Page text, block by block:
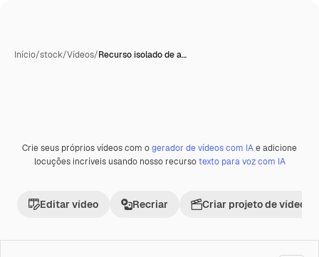
Início/stock/Vídeos/Recurso isolado de a…
PremiumGerada com IA
Crie seus próprios vídeos com ogerador de vídeos com IAe adicione
locuções incríveis usando nosso recursotexto para voz com IA
Editar vídeo Recriar Criar projeto de vídeo